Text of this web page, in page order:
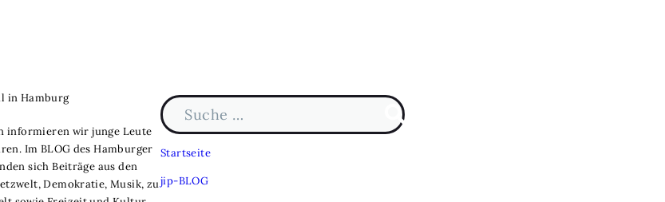
in Hamburg
informieren wir junge Leute
Im BLOG des Hamburger
sich Beiträge aus den
Demokratie, Musik, zu
Suche nach:
Suche
Startseite
jip-BLOG